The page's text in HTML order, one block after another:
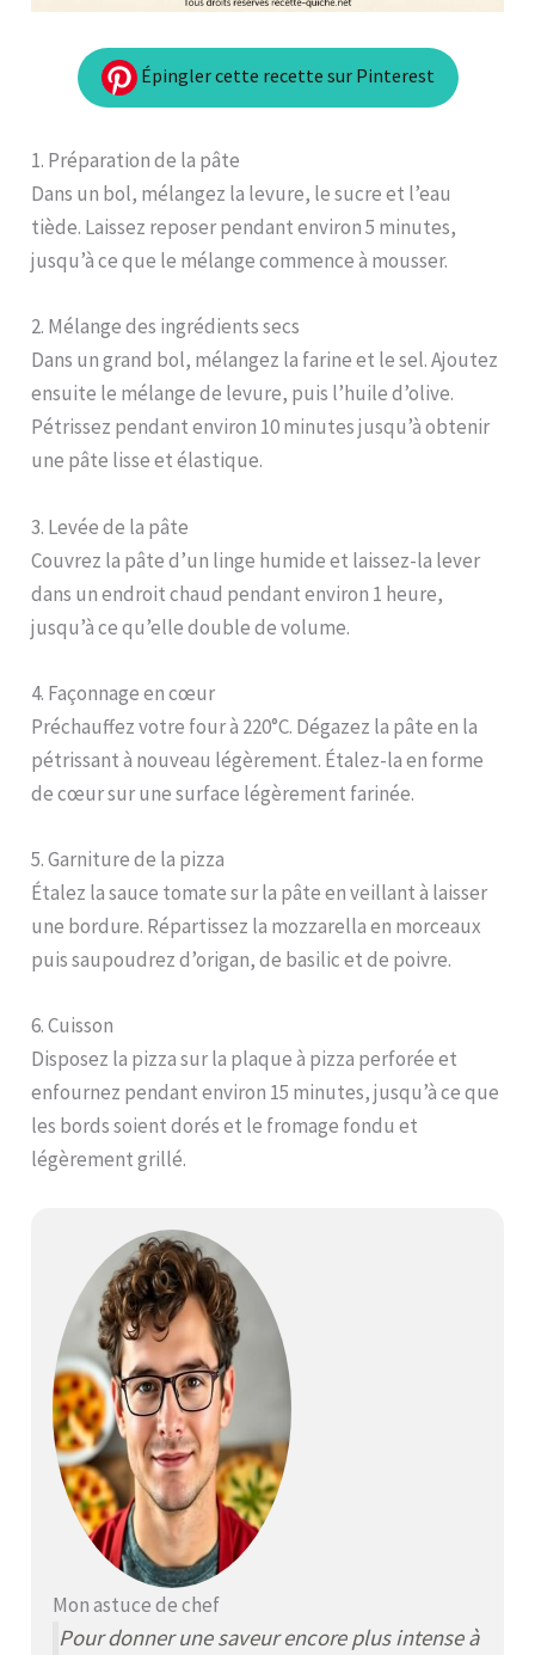
Épingler cette recette sur Pinterest
1. Préparation de la pâte
Dans un bol, mélangez la levure, le sucre et l’eau
tiède. Laissez reposer pendant environ 5 minutes,
jusqu’à ce que le mélange commence à mousser.
2. Mélange des ingrédients secs
Dans un grand bol, mélangez la farine et le sel. Ajoutez
ensuite le mélange de levure, puis l’huile d’olive.
Pétrissez pendant environ 10 minutes jusqu’à obtenir
une pâte lisse et élastique.
3. Levée de la pâte
Couvrez la pâte d’un linge humide et laissez-la lever
dans un endroit chaud pendant environ 1 heure,
jusqu’à ce qu’elle double de volume.
4. Façonnage en cœur
Préchauffez votre four à 220°C. Dégazez la pâte en la
pétrissant à nouveau légèrement. Étalez-la en forme
de cœur sur une surface légèrement farinée.
5. Garniture de la pizza
Étalez la sauce tomate sur la pâte en veillant à laisser
une bordure. Répartissez la mozzarella en morceaux
puis saupoudrez d’origan, de basilic et de poivre.
6. Cuisson
Disposez la pizza sur la plaque à pizza perforée et
enfournez pendant environ 15 minutes, jusqu’à ce que
les bords soient dorés et le fromage fondu et
légèrement grillé.
Mon astuce de chef
Pour donner une saveur encore plus intense à